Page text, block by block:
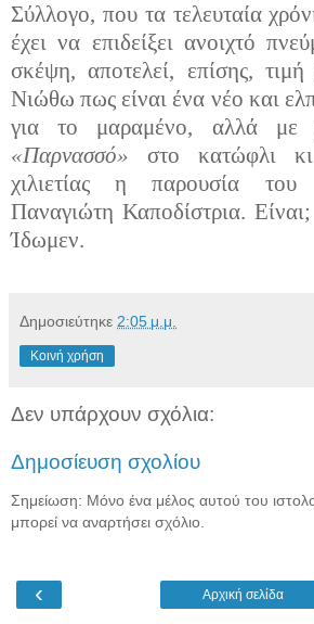
Σύλλογο, που τα τελευταία
έχει να επιδείξει ανοιχτό
σκέψη, αποτελεί, επίσης,
Νιώθω πως είναι ένα νέο και
για το μαραμένο, αλλά με
«Παρνασσό» στο κατώφλι
χιλιετίας η παρουσία
Παναγιώτη Καποδίστρια.
Ίδωμεν.
Δημοσιεύτηκε 2:05 μ.μ.
Κοινή χρήση
Δεν υπάρχουν σχόλια:
Δημοσίευση σχολίου
Σημείωση: Μόνο ένα μέλος αυτού του
μπορεί να αναρτήσει σχόλιο.
‹ Αρχική σελίδα